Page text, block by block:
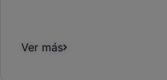
Ver más